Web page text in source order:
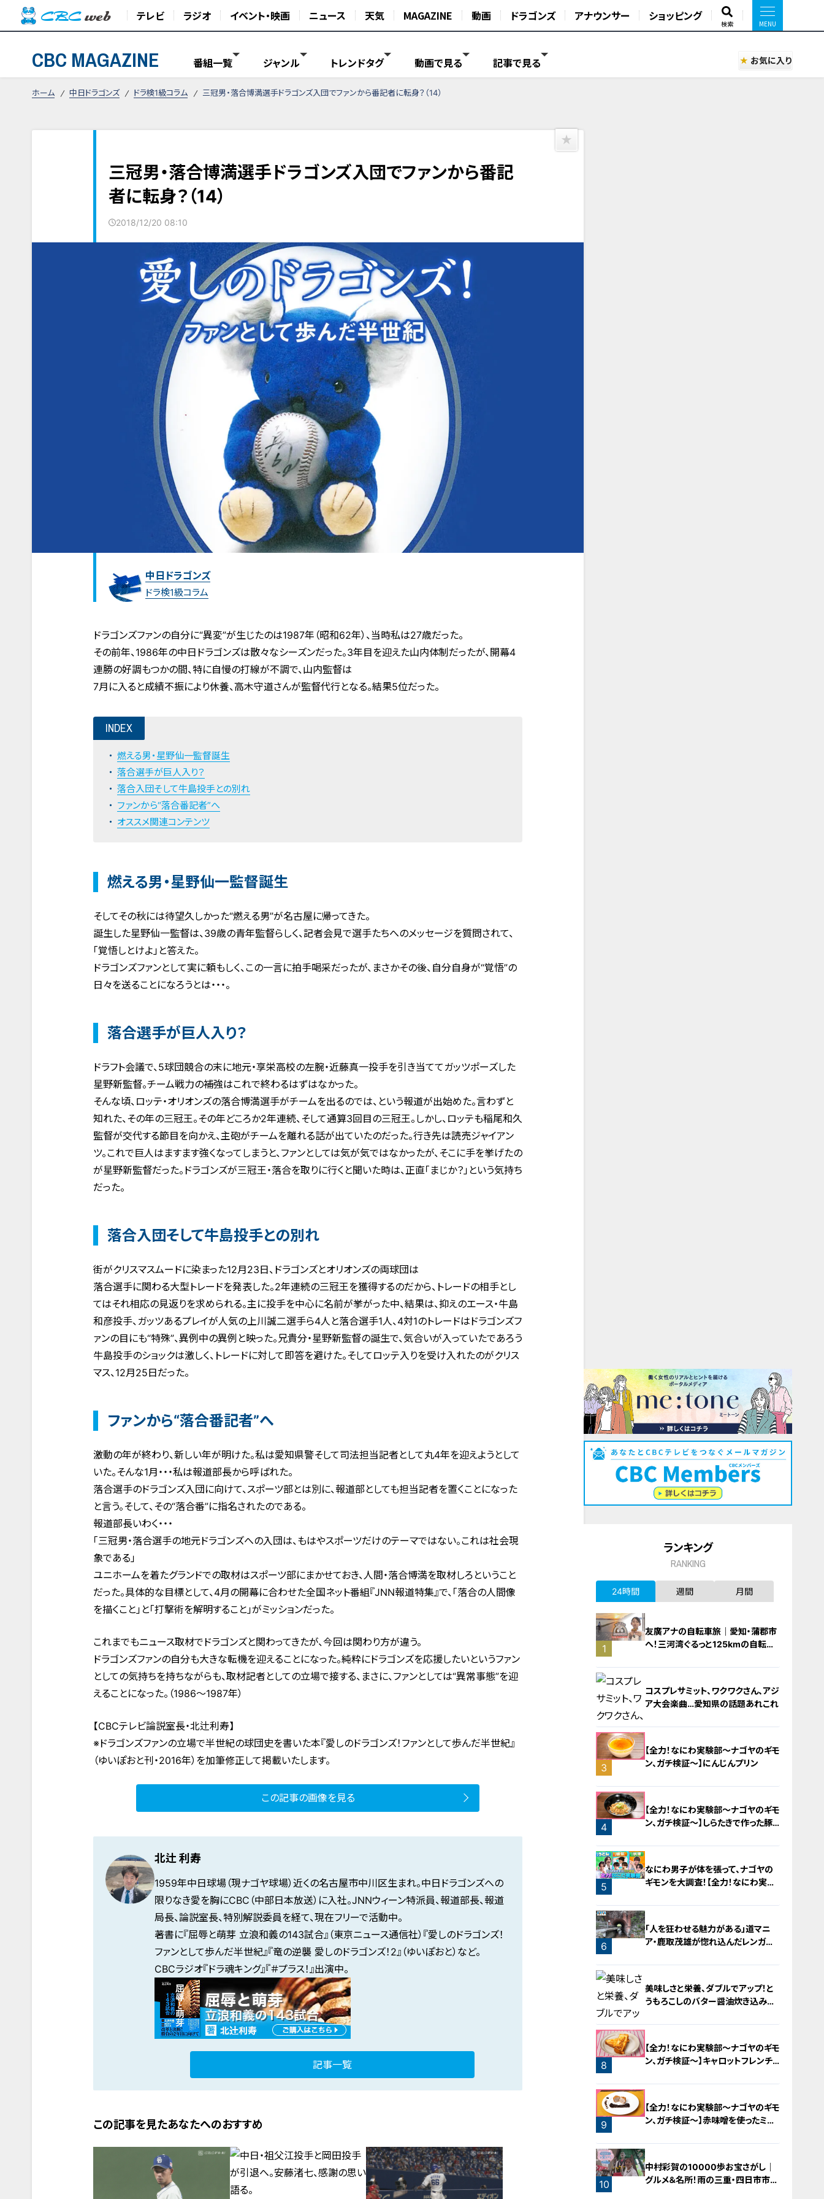
テレビ ラジオ イベント・映画 ニュース 天気 MAGAZINE 動画 ドラゴンズ アナウンサー ショッピング
検索
CBC MAGAZINE 番組一覧 ジャンル トレンドタグ 動画で見る 記事で見る お気に入り
ホーム 中日ドラゴンズ ドラ検1級コラム 三冠男・落合博満選手ドラゴンズ入団でファンから番記者に転身？（14）
三冠男・落合博満選手ドラゴンズ入団でファンから番記
者に転身？（14）
2018/12/20 08:10
中日ドラゴンズ
ドラ検1級コラム
ドラゴンズファンの自分に“異変”が生じたのは1987年（昭和62年）、当時私は27歳だった。
その前年、1986年の中日ドラゴンズは散々なシーズンだった。3年目を迎えた山内体制だったが、開幕4
連勝の好調もつかの間、特に自慢の打線が不調で、山内監督は
7月に入ると成績不振により休養、高木守道さんが監督代行となる。結果5位だった。
INDEX
燃える男・星野仙一監督誕生
落合選手が巨人入り？
落合入団そして牛島投手との別れ
ファンから“落合番記者”へ
オススメ関連コンテンツ
燃える男・星野仙一監督誕生
そしてその秋には待望久しかった“燃える男”が名古屋に帰ってきた。
誕生した星野仙一監督は、39歳の青年監督らしく、記者会見で選手たちへのメッセージを質問されて、
「覚悟しとけよ」と答えた。
ドラゴンズファンとして実に頼もしく、この一言に拍手喝采だったが、まさかその後、自分自身が“覚悟”の
日々を送ることになろうとは・・・。
落合選手が巨人入り？
ドラフト会議で、5球団競合の末に地元・享栄高校の左腕・近藤真一投手を引き当ててガッツポーズした
星野新監督。チーム戦力の補強はこれで終わるはずはなかった。
そんな頃、ロッテ・オリオンズの落合博満選手がチームを出るのでは、という報道が出始めた。言わずと
知れた、その年の三冠王。その年どころか2年連続、そして通算3回目の三冠王。しかし、ロッテも稲尾和久
監督が交代する節目を向かえ、主砲がチームを離れる話が出ていたのだった。行き先は読売ジャイアン
ツ。これで巨人はますます強くなってしまうと、ファンとしては気が気ではなかったが、そこに手を挙げたの
が星野新監督だった。ドラゴンズが三冠王・落合を取りに行くと聞いた時は、正直「まじか？」という気持ち
だった。
落合入団そして牛島投手との別れ
街がクリスマスムードに染まった12月23日、ドラゴンズとオリオンズの両球団は
落合選手に関わる大型トレードを発表した。2年連続の三冠王を獲得するのだから、トレードの相手とし
てはそれ相応の見返りを求められる。主に投手を中心に名前が挙がった中、結果は、抑えのエース・牛島
和彦投手、ガッツあるプレイが人気の上川誠二選手ら4人と落合選手1人、4対1のトレードはドラゴンズフ
ァンの目にも“特殊”、異例中の異例と映った。兄貴分・星野新監督の誕生で、気合いが入っていたであろう
牛島投手のショックは激しく、トレードに対して即答を避けた。そしてロッテ入りを受け入れたのがクリス
マス、12月25日だった。
ファンから“落合番記者”へ
激動の年が終わり、新しい年が明けた。私は愛知県警そして司法担当記者として丸4年を迎えようとして
いた。そんな1月・・・私は報道部長から呼ばれた。
落合選手のドラゴンズ入団に向けて、スポーツ部とは別に、報道部としても担当記者を置くことになった
と言う。そして、その“落合番”に指名されたのである。
報道部長いわく・・・
「三冠男・落合選手の地元ドラゴンズへの入団は、もはやスポーツだけのテーマではない。これは社会現
象である」
ユニホームを着たグランドでの取材はスポーツ部にまかせておき、人間・落合博満を取材しろということ
だった。具体的な目標として、4月の開幕に合わせた全国ネット番組『JNN報道特集』で、「落合の人間像
を描くこと」と「打撃術を解明すること」がミッションだった。
これまでもニュース取材でドラゴンズと関わってきたが、今回は関わり方が違う。
ドラゴンズファンの自分も大きな転機を迎えることになった。純粋にドラゴンズを応援したいというファン
としての気持ちを持ちながらも、取材記者としての立場で接する、まさに、ファンとしては“異常事態”を迎
えることになった。（1986～1987年）
【CBCテレビ論説室長・北辻利寿】
※ドラゴンズファンの立場で半世紀の球団史を書いた本『愛しのドラゴンズ！ファンとして歩んだ半世紀』
（ゆいぽおと刊・2016年）を加筆修正して掲載いたします。
この記事の画像を見る
北辻 利寿
1959年中日球場（現ナゴヤ球場）近くの名古屋市中川区生まれ。中日ドラゴンズへの
限りなき愛を胸にCBC（中部日本放送）に入社。JNNウィーン特派員、報道部長、報道
局長、論説室長、特別解説委員を経て、現在フリーで活動中。
著書に『屈辱と萌芽 立浪和義の143試合』（東京ニュース通信社）『愛しのドラゴンズ！
ファンとして歩んだ半世紀』『竜の逆襲 愛しのドラゴンズ！2』（ゆいぽおと）など。
CBCラジオ『ドラ魂キング』『＃プラス！』出演中。
記事一覧
この記事を見たあなたへのおすすめ
ランキング
RANKING
24時間 週間 月間
1
友廣アナの自転車旅｜愛知・蒲郡市
へ！三河湾ぐるっと125kmの自転車
2
コスプレサミット、ワクワクさん、アジ
ア大会楽曲…愛知県の話題あれこれ
3
【全力！なにわ実験部～ナゴヤのギモ
ン、ガチ検証～】にんじんプリン
4
【全力！なにわ実験部～ナゴヤのギモ
ン、ガチ検証～】しらたきで作った豚
5
なにわ男子が体を張って、ナゴヤの
ギモンを大調査！【全力！なにわ実験
6
「人を狂わせる魅力がある」道マニ
ア・鹿取茂雄が惚れ込んだレンガの
7
美味しさと栄養、ダブルでアップ！と
うもろこしのバター醤油炊き込みご
8
【全力！なにわ実験部～ナゴヤのギモ
ン、ガチ検証～】キャロットフレンチ
9
【全力！なにわ実験部～ナゴヤのギモ
ン、ガチ検証～】赤味噌を使ったミル
10
中村彩賀の10000歩お宝さがし｜
グルメ＆名所！雨の三重・四日市市で